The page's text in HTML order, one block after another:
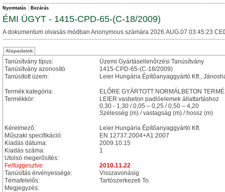
Nyomtatás Bezárás
ÉMI ÜGYT - 1415-CPD-65-(C-18/2009)
A dokumentum olvasás módban Anonymous számára 2026.AUG.07 03:45:23
Alapadatok
Tanúsítvány típus:
Üzemi Gyártásellenőrzési Tanúsítvány
Tanúsítvány azonosító
1415-CPD-65-(C-18/2009)
Tanúsított üzem:
Leier Hungária Építőanyaggyártó Kft.,
Termék kategória:
ELŐRE GYÁRTOTT NORMÁLBETON
Termékkör:
LEIER vasbeton padlóelemek állattartáshoz
0,30 - 1,30 / 0,05 – 0,25 / 0,50 – 4,20
Szélesség (m) / vastagság (m) / hossz (m)
Kérelmező:
Leier Hungária Építőanyaggyártó Kft.
Műszaki specifikáció:
EN 12737:2004+A1:2007
Kiadás dátuma:
2009.10.15
Kiadás száma:
1
Utolsó megerősítés:
Felfüggesztve:
2010.11.22
Tanúsítás érvényessége:
Visszavonásig
Témafelelős:
Tartószerkezeti To.
Megjegyzés: